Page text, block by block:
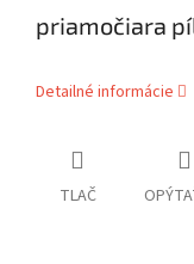
priamočiara
Detailné informácie
TLAČ